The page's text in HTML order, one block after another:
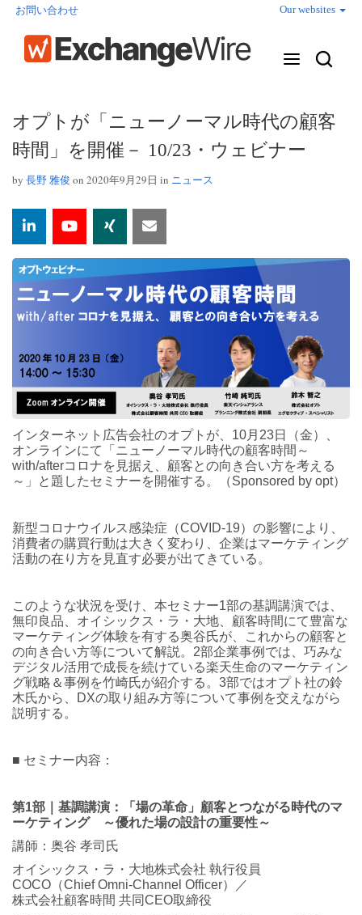
お問い合わせ Our websites
オプトが「ニューノーマル時代の顧客
時間」を開催－ 10/23・ウェビナー
by 長野 雅俊 on 2020年9月29日 in ニュース
インターネット広告会社のオプトが、10月23日（金）、
オンラインにて「ニューノーマル時代の顧客時間～
with/afterコロナを見据え、顧客との向き合い方を考える
～」と題したセミナーを開催する。（Sponsored by opt）
新型コロナウイルス感染症（COVID-19）の影響により、
消費者の購買行動は大きく変わり、企業はマーケティング
活動の在り方を見直す必要が出てきている。
このような状況を受け、本セミナー1部の基調講演では、
無印良品、オイシックス・ラ・大地、顧客時間にて豊富な
マーケティング体験を有する奥谷氏が、これからの顧客と
の向き合い方等について解説。2部企業事例では、巧みな
デジタル活用で成長を続けている楽天生命のマーケティン
グ戦略＆事例を竹崎氏が紹介する。3部ではオプト社の鈴
木氏から、DXの取り組み方等について事例を交えながら
説明する。
■ セミナー内容：
第1部
基調講演：「場の革命」顧客とつながる時代のマ
ーケティング ～優れた場の設計の重要性～
講師：奥谷 孝司氏
オイシックス・ラ・大地株式会社 執行役員
COCO（Chief Omni-Channel Officer）／
株式会社顧客時間 共同CEO取締役